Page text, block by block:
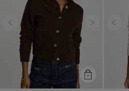
Previous Next